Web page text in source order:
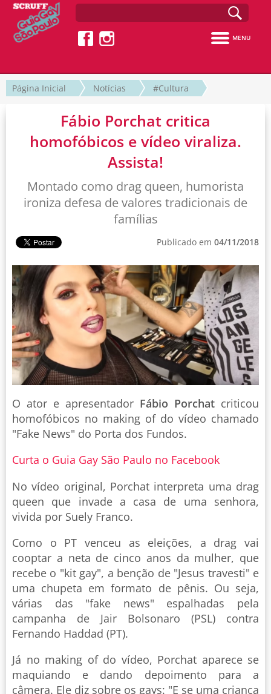
MENU
Página Inicial Notícias #Cultura
Fábio Porchat critica
homofóbicos e vídeo viraliza.
Assista!
Montado como drag queen, humorista
ironiza defesa de valores tradicionais de
famílias
Publicado em 04/11/2018
O ator e apresentador Fábio Porchat criticou
homofóbicos no making of do vídeo chamado
"Fake News" do Porta dos Fundos.
Curta o Guia Gay São Paulo no Facebook
No vídeo original, Porchat interpreta uma drag
queen que invade a casa de uma senhora,
vivida por Suely Franco.
Como o PT venceu as eleições, a drag vai
cooptar a neta de cinco anos da mulher, que
recebe o "kit gay", a benção de "Jesus travesti" e
uma chupeta em formato de pênis. Ou seja,
várias das "fake news" espalhadas pela
campanha de Jair Bolsonaro (PSL) contra
Fernando Haddad (PT).
Já no making of do vídeo, Porchat aparece se
maquiando e dando depoimento para a
câmera. Ele diz sobre os gays: "E se uma criança